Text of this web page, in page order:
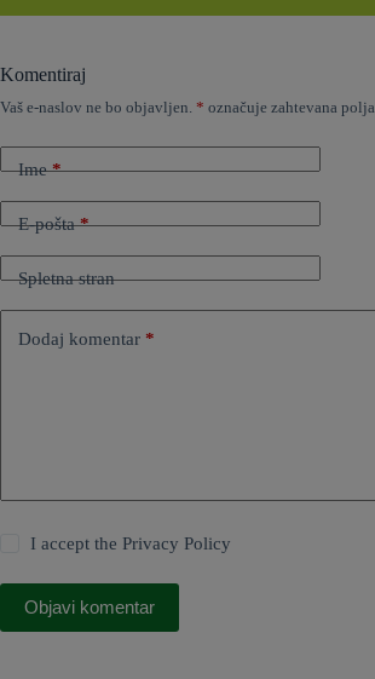
Komentiraj
Vaš e-naslov ne bo objavljen. * označuje zahtevana polja
Ime*
E-pošta*
Spletna stran
Dodaj komentar *
I accept thePrivacy Policy
Objavi komentar